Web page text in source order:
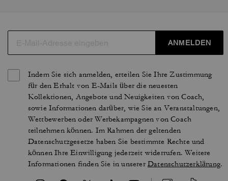
ANMELDEN
Indem Sie sich anmelden, erteilen Sie Ihre Zustimmung
für den Erhalt von E-Mails über die neuesten
Kollektionen, Angebote und Neuigkeiten von Coach,
sowie Informationen darüber, wie Sie an Veranstaltungen,
Wettbewerben oder Werbekampagnen von Coach
teilnehmen können. Im Rahmen der geltenden
Datenschutzgesetze haben Sie bestimmte Rechte und
können Ihre Einwilligung jederzeit widerrufen. Weitere
Informationen finden Sie in unsererDatenschutzerklärung.